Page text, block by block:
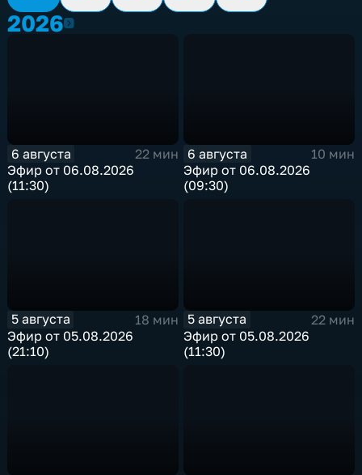
20262026
6 августа
22 мин
Эфир от 06.08.2026
(11:30)
6 августа
10 мин
Эфир от 06.08.2026
(09:30)
5 августа
18 мин
Эфир от 05.08.2026
(21:10)
5 августа
22 мин
Эфир от 05.08.2026
(11:30)